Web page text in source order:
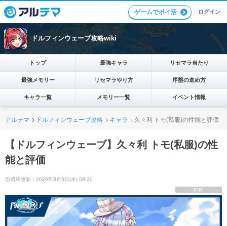
ゲームでポイ活 ログイン
ドルフィンウェーブ攻略wiki
トップ 最強キャラ リセマラ当たり
最強メモリー リセマラやり方 序盤の進め方
キャラ一覧 メモリー一覧 イベント情報
アルテマ ドルフィンウェーブ攻略 キャラ 久々利 トモ(私服)の性能と評価
【ドルフィンウェーブ】久々利 トモ(私服)の性
能と評価
最終更新：2026年8月5日(水) 09:30
PR